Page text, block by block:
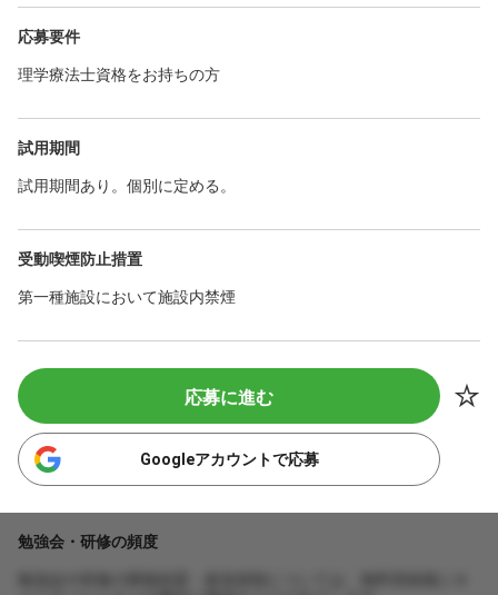
応募要件
理学療法士資格をお持ちの方
試用期間
試用期間あり。個別に定める。
受動喫煙防止措置
第一種施設において施設内禁煙
応募に進む
Googleアカウントで応募
勉強会・研修の頻度